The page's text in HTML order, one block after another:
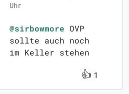
Uhr
@sirbowmore OVP
sollte auch noch
im Keller stehen
👍 1